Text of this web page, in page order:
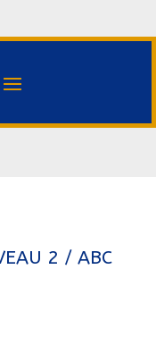
2 / ABC